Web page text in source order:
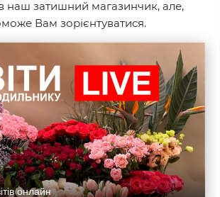
в наш затишний магазинчик, але,
Вам зорієнтуватися.
онлайн